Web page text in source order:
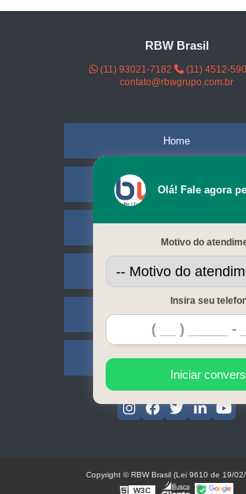
RBW Brasil
(11) 93021-7182
(11) 4512-
contato@rbwgrupo.com.br
Home
Empresa
Serviços
Contato
Mapa do site
Olá! Fale agora
Motivo do
Insira seu
Iniciar
Copyright © RBW Brasil (Lei 9610 de 19/
W3C